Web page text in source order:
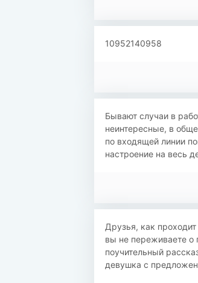
10952140958
Бывают случаи в
неинтересные, в
по входящей линии
настроение на весь
Друзья, как
вы не переживаете о
поучительный
девушка с